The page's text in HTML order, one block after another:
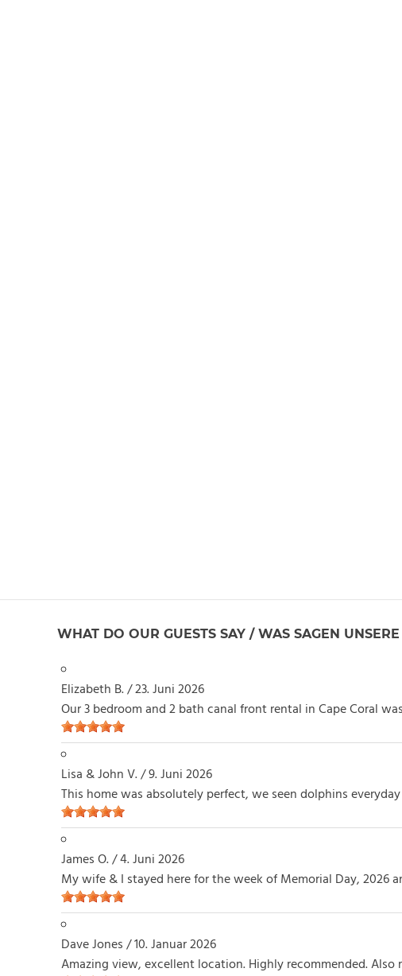
WHAT DO OUR GUESTS SAY / WAS SAGEN
Elizabeth B./23. Juni 2026
Our 3 bedroom and 2 bath canal front rental in Cape Coral
Lisa & John V./9. Juni 2026
This home was absolutely perfect, we seen dolphins
James O./4. Juni 2026
My wife & I stayed here for the week of Memorial Day, 2026
Dave Jones/10. Januar 2026
Amazing view, excellent location. Highly recommended.